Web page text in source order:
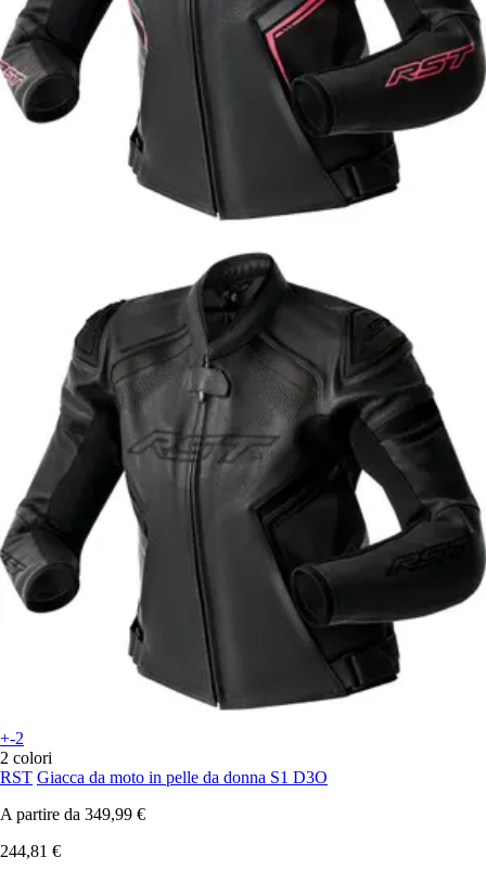
+-2
2 colori
RST Giacca da moto in pelle da donna S1 D3O
A partire da 349,99 €
244,81 €